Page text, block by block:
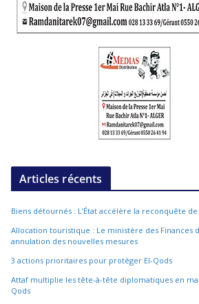
Articles récents
Biens détournés : L’État accélère la reconquête
Allocation touristique : Le ministère des Finances
annulation des nouvelles mesures
3 actions prioritaires pour protéger El-Qods
Attaf multiplie les tête-à-tête diplomatiques en
Qods